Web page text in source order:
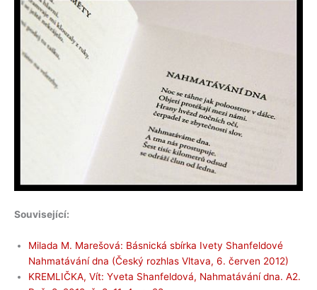
Související:
Milada M. Marešová: Básnická sbírka Ivety Shanfeldové
Nahmatávání dna (Český rozhlas Vltava, 6. červen 2012)
KREMLIČKA, Vít: Yveta Shanfeldová, Nahmatávání dna. A2.